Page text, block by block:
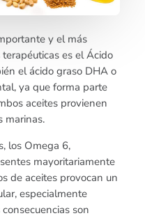
y el más
es el Ácido
el ácido graso DHA o
ya que forma parte
aceites provienen
marinas.
los Omega 6,
mayoritariamente
de aceites provocan un
especialmente
son